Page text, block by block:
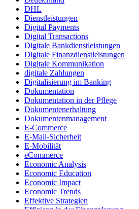
DHL
Dienstleistungen
Digital Payments
Digital Transactions
Digitale Bankdienstleistungen
Digitale Finanzdienstleistungen
Digitale Kommunikation
digitale Zahlungen
Digitalisierung im Banking
Dokumentation
Dokumentation in der Pflege
Dokumentenerhaltung
Dokumentenmanagement
E-Commerce
E-Mail-Sicherheit
E-Mobilität
eCommerce
Economic Analysis
Economic Education
Economic Impact
Economic Trends
Effektive Strategien